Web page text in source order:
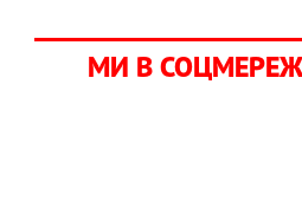
МИ В